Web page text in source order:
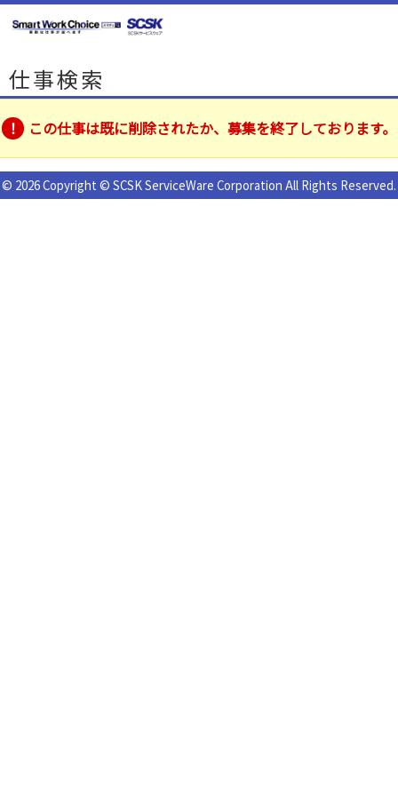
仕事検索
この仕事は既に削除されたか、募集を終了しております。
© 2026 Copyright © SCSK ServiceWare Corporation All Rights Reserved.